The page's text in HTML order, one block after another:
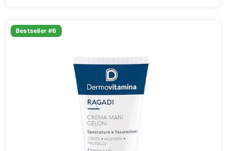
Bestseller #6